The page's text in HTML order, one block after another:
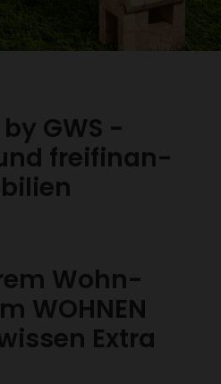
GWS -
frei­fi­nan­
Wohn­
WOHNEN
Extra